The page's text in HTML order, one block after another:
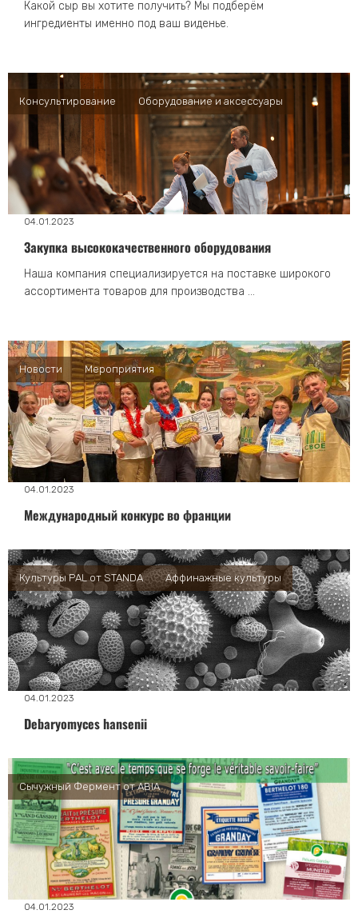
Какой сыр вы хотите получить? Мы подберём
ингредиенты именно под ваш виденье.
Консультирование Оборудование и аксессуары
04.01.2023
Закупка высококачественного оборудования
Наша компания специализируется на поставке широкого
ассортимента товаров для производства …
Новости Мероприятия
04.01.2023
Международный конкурс во франции
Культуры PAL от STANDA Аффинажные культуры
04.01.2023
Debaryomyces hansenii
Сычужный Фермент от ABIA
04.01.2023